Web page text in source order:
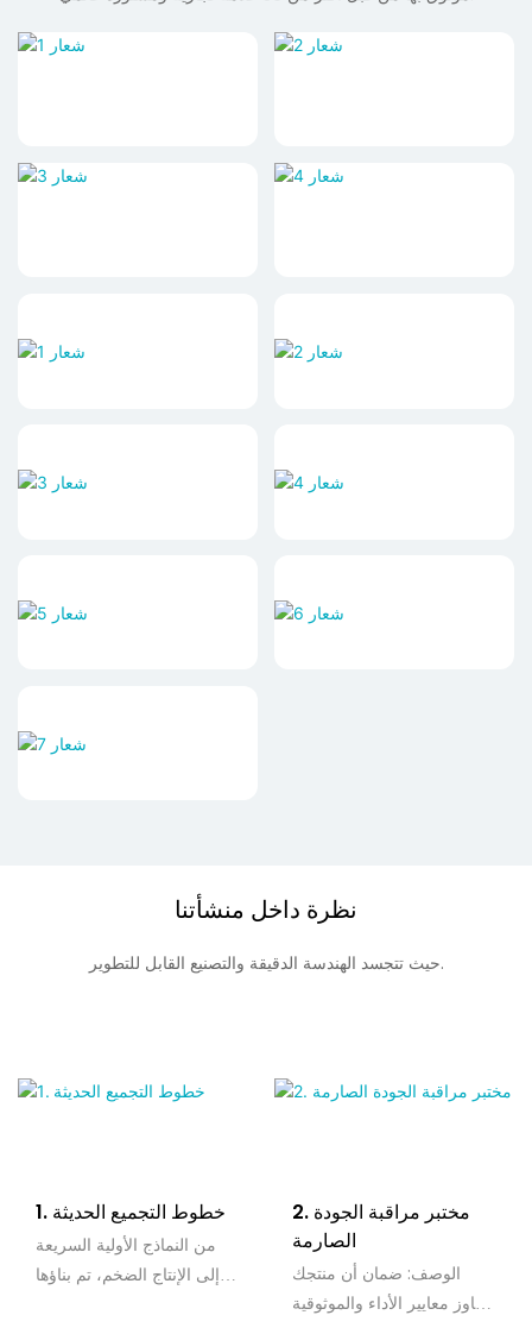
نظرة داخل منشأتنا
حيث تتجسد الهندسة الدقيقة والتصنيع القابل للتطوير.
1. خطوط التجميع الحديثة
من النماذج الأولية السريعة
إلى الإنتاج الضخم، تم بناؤها
2. مختبر مراقبة الجودة
الصارمة
الوصف: ضمان أن منتجك
يتجاوز معايير الأداء والموثوقية